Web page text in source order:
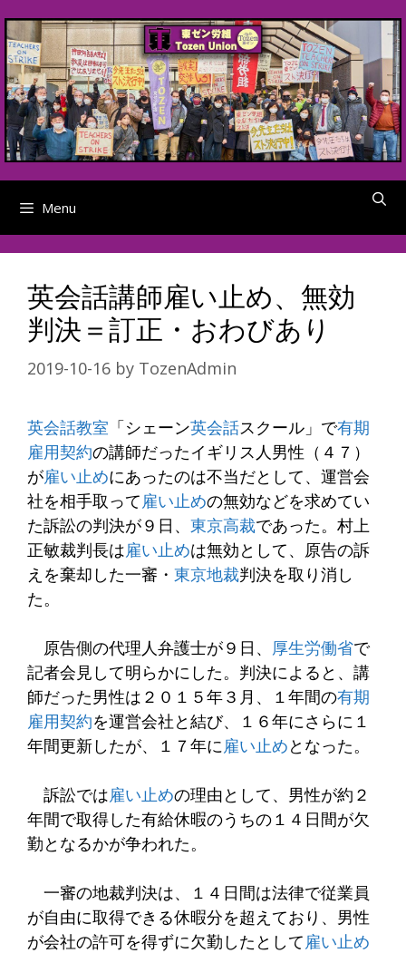
to
content
Menu
英会話講師雇い止め、無効
判決＝訂正・おわびあり
2019-10-16 by TozenAdmin
英会話教室 「シェーン英会話スクール」で有期
雇用契約の講師だったイギリス人男性（４７）
が雇い止めにあったのは不当だとして、運営会
社を相手取って 雇い止めの無効などを求めてい
た訴訟の判決が９日、 東京高裁であった。村上
正敏裁判長は雇い止めは無効として、原告の訴
えを棄却した一審・ 東京地裁判決を取り消し
た。
原告側の代理人弁護士が９日、 厚生労働省で
記者会見して明らかにした。判決によると、講
師だった男性は２０１５年３月、１年間の有期
雇用契約を運営会社と結び、１６年にさらに１
年間更新したが、１７年に 雇い止めとなった。
訴訟では雇い止めの理由として、男性が約２
年間で取得した有給休暇のうちの１４日間が欠
勤となるかが争われた。
一審の地裁判決は、１４日間は法律で従業員
が自由に取得できる休暇分を超えており、男性
が会社の許可を得ずに欠勤したとして 雇い止め